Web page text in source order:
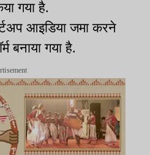
गया है.
आइडिया जमा करने
बनाया गया है.